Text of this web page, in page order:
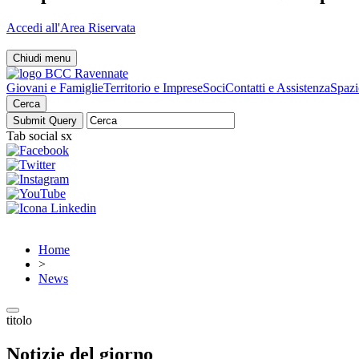
Accedi all'Area Riservata
Chiudi menu
Giovani e FamiglieTerritorio e ImpreseSociContatti e Assistenza
Cerca
Tab social sx
Home
>
News
titolo
Notizie del giorno